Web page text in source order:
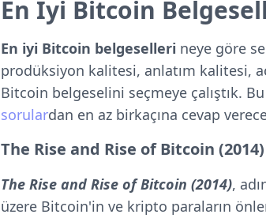
En İyi Bitcoin
En iyi Bitcoin belgeselleri neye göre
prodüksiyon kalitesi, anlatım kalitesi,
Bitcoin belgeselini seçmeye çalıştık.
sorulardan en az birkaçına cevap
The Rise and Rise of Bitcoin (2014)
The Rise and Rise of Bitcoin (2014),
üzere Bitcoin'in ve kripto paraların